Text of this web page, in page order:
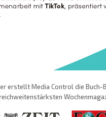
erstellt Media Control die